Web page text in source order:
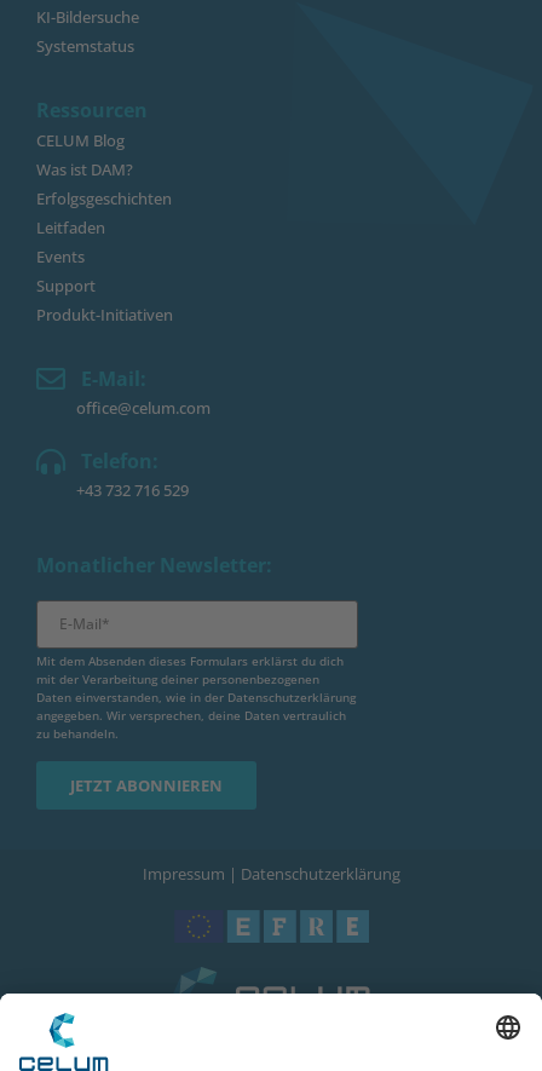
KI-Bildersuche
Systemstatus
Ressourcen
CELUM Blog
Was ist DAM?
Erfolgsgeschichten
Leitfaden
Events
Support
Produkt-Initiativen
E-Mail:
office@celum.com
Telefon:
+43 732 716 529
Monatlicher Newsletter:
Mit dem Absenden dieses Formulars erklärst du dich
mit der Verarbeitung deiner personenbezogenen
Daten einverstanden, wie in der Datenschutzerklärung
angegeben. Wir versprechen, deine Daten vertraulich
zu behandeln.
Impressum | Datenschutzerklärung